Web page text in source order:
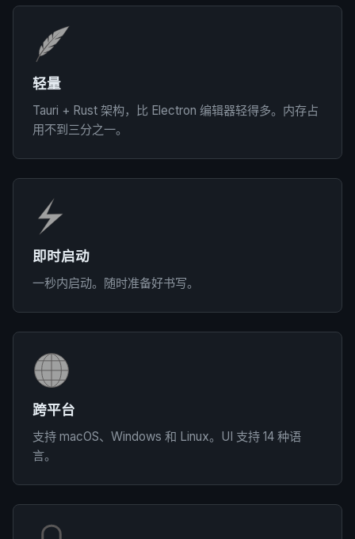
轻量
Tauri + Rust 架构，比 Electron 编辑器轻得多。内存占
用不到三分之一。
即时启动
一秒内启动。随时准备好书写。
跨平台
支持 macOS、Windows 和 Linux。UI 支持 14 种语
言。